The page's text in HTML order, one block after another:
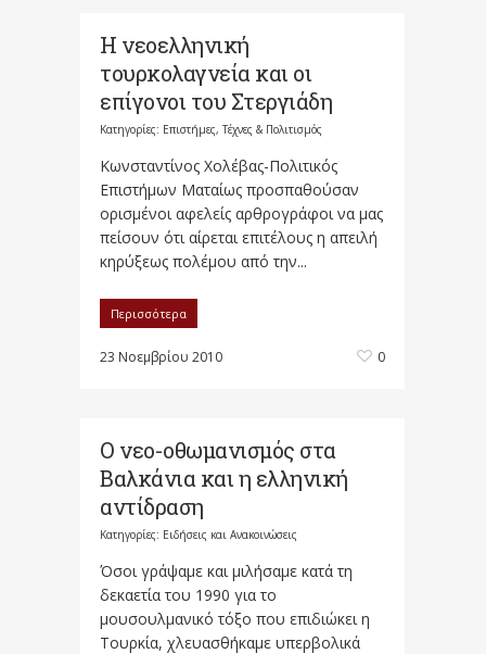
Η νεοελληνική
τουρκολαγνεία και οι
επίγονοι του Στεργιάδη
Κατηγορίες: Επιστήμες, Τέχνες & Πολιτισμός
Κωνσταντίνος Χολέβας-Πολιτικός
Επιστήμων Ματαίως προσπαθούσαν
ορισμένοι αφελείς αρθρογράφοι να μας
πείσουν ότι αίρεται επιτέλους η απειλή
κηρύξεως πολέμου από την...
Περισσότερα
23 Νοεμβρίου 2010 0
Ο νεο-οθωμανισμός στα
Βαλκάνια και η ελληνική
αντίδραση
Κατηγορίες: Ειδήσεις και Ανακοινώσεις
Όσοι γράψαμε και μιλήσαμε κατά τη
δεκαετία του 1990 για το
μουσουλμανικό τόξο που επιδιώκει η
Τουρκία, χλευασθήκαμε υπερβολικά